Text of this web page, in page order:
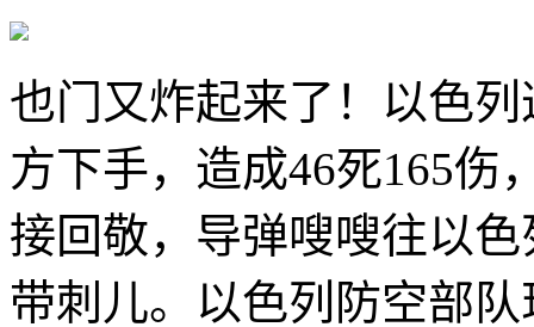
也门又炸起来了！以色
方下手，造成46死165伤
接回敬，导弹嗖嗖往以
带刺儿。以色列防空部